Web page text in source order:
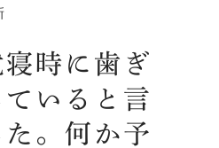
時に歯ぎ
ていると言
。何か予